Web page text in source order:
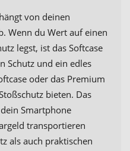
von deinen
Wenn du Wert auf einen
legst, ist das Softcase
Schutz und ein edles
oder das Premium
bieten. Das
Smartphone
transportieren
als auch praktischen